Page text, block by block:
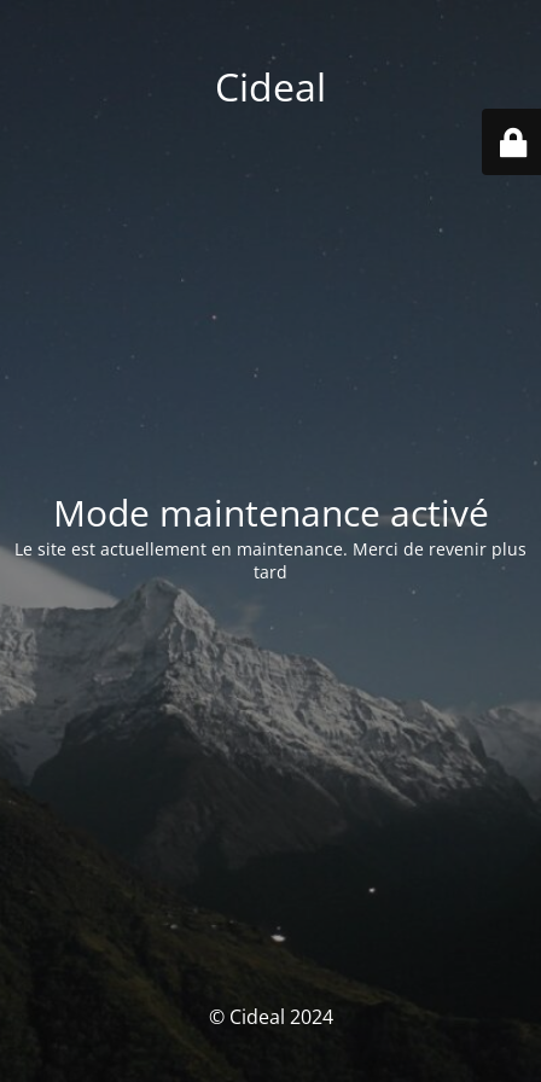
Cideal
Mode maintenance activé
Le site est actuellement en maintenance. Merci de revenir plus
tard
© Cideal 2024